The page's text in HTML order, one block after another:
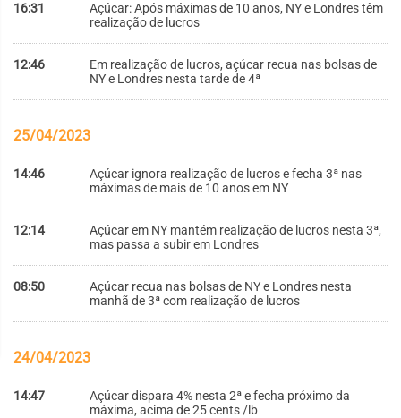
16:31
Açúcar: Após máximas de 10 anos, NY e Londres têm
realização de lucros
12:46
Em realização de lucros, açúcar recua nas bolsas de
NY e Londres nesta tarde de 4ª
25/04/2023
14:46
Açúcar ignora realização de lucros e fecha 3ª nas
máximas de mais de 10 anos em NY
12:14
Açúcar em NY mantém realização de lucros nesta 3ª,
mas passa a subir em Londres
08:50
Açúcar recua nas bolsas de NY e Londres nesta
manhã de 3ª com realização de lucros
24/04/2023
14:47
Açúcar dispara 4% nesta 2ª e fecha próximo da
máxima, acima de 25 cents /lb